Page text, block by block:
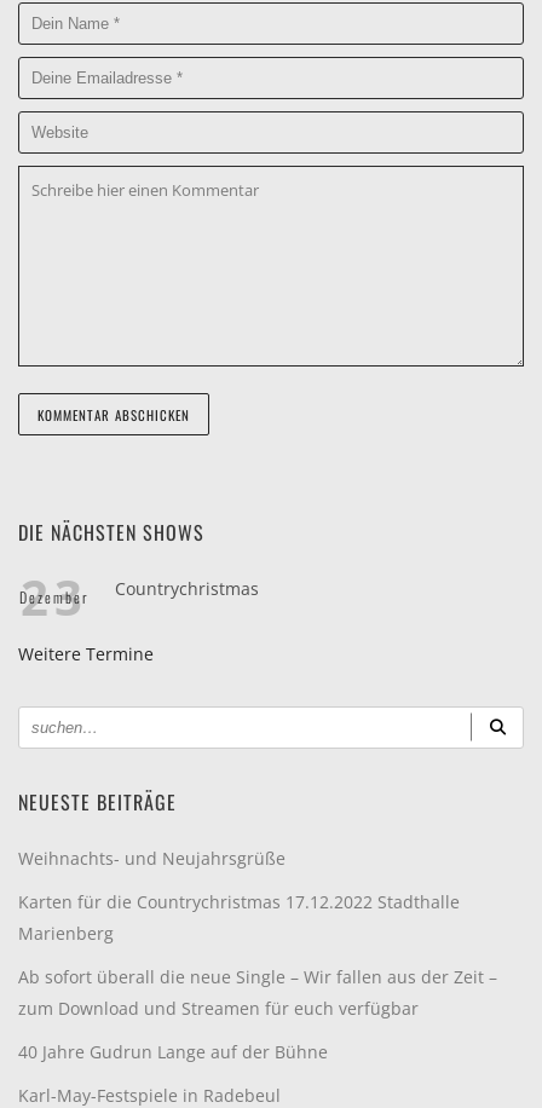
DIE NÄCHSTEN SHOWS
23
Dezember Countrychristmas
Weitere Termine
NEUESTE BEITRÄGE
Weihnachts- und Neujahrsgrüße
Karten für die Countrychristmas 17.12.2022 Stadthalle
Marienberg
Ab sofort überall die neue Single – Wir fallen aus der Zeit –
zum Download und Streamen für euch verfügbar
40 Jahre Gudrun Lange auf der Bühne
Karl-May-Festspiele in Radebeul